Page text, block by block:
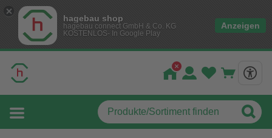
hagebau shop
hagebau connect GmbH & Co. KG
KOSTENLOS- In Google Play
Anzeigen